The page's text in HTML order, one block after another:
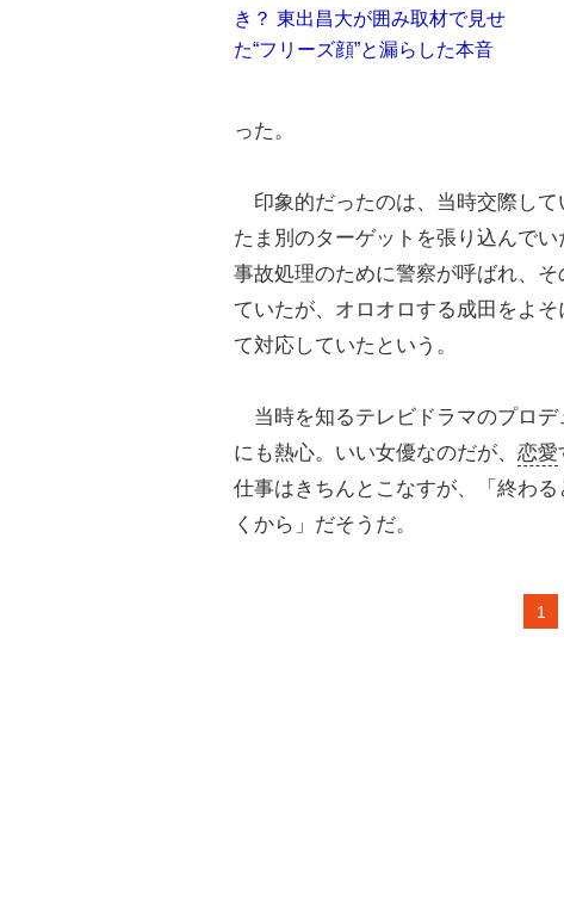
き？ 東出昌大が囲み取材で見せ
た“フリーズ顔”と漏らした本音
った。
印象的だったのは、当時交際して
たま別のターゲットを張り込んで
事故処理のために警察が呼ばれ、
ていたが、オロオロする成田をよ
て対応していたという。
当時を知るテレビドラマのプロデ
にも熱心。いい女優なのだが、 恋愛
仕事はきちんとこなすが、「終わ
くから」だそうだ。
1